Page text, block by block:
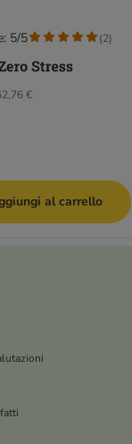
€
5/5 (2)
al carrello